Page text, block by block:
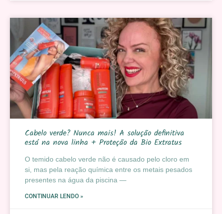
Cabelo verde? Nunca mais! A solução definitiva
está na nova linha + Proteção da Bio Extratus
O temido cabelo verde não é causado pelo cloro em
si, mas pela reação química entre os metais pesados
presentes na água da piscina —
CONTINUAR LENDO »